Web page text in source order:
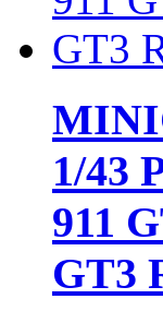
1/43
911
GT3